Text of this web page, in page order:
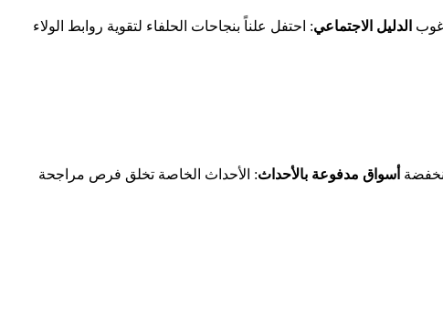
الدليل الاجتماعي: احتفل علناً بنجاحات الحلفاء لتقوية روابط الولاء
أسواق مدفوعة بالأحداث: الأحداث الخاصة تخلق فرص مراجحة